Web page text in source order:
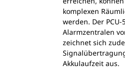
komplexen
werden. Der
Alarmzentralen
zeichnet sich
Akkulaufzeit aus.